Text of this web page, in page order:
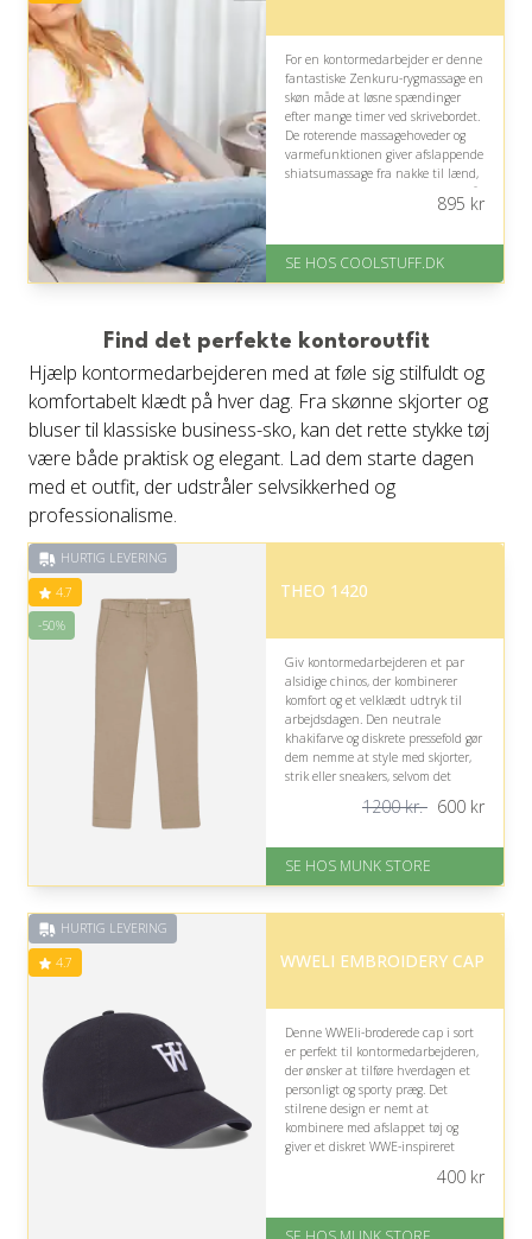
For en kontormedarbejder er denne
fantastiske Zenkuru-rygmassage en
skøn måde at løsne spændinger
efter mange timer ved skrivebordet.
De roterende massagehoveder og
varmefunktionen giver afslappende
shiatsumassage fra nakke til lænd,
mens den fleksible anvendelse også
På lager
Levering: Standard leveringstid
Fremragende Trustpilot rating
på 4.5 ud af 5
895 kr
SE HOS COOLSTUFF.DK
Find det perfekte kontoroutfit
Hjælp kontormedarbejderen med at føle sig stilfuldt og
komfortabelt klædt på hver dag. Fra skønne skjorter og
bluser til klassiske business-sko, kan det rette stykke tøj
være både praktisk og elegant. Lad dem starte dagen
med et outfit, der udstråler selvsikkerhed og
professionalisme.
HURTIG LEVERING
4.7
-50%
THEO 1420
Giv kontormedarbejderen et par
alsidige chinos, der kombinerer
komfort og et velklædt udtryk til
arbejdsdagen. Den neutrale
khakifarve og diskrete pressefold gør
dem nemme at style med skjorter,
strik eller sneakers, selvom det
personlig pasform.
På lager
Levering: 1-2 dages levering
på 4.7 ud af 5
kr.)
1200 kr. 600kr
SE HOS MUNK STORE
HURTIG LEVERING
4.7 WWELI EMBROIDERY CAP
Denne WWEli-broderede cap i sort
er perfekt til kontormedarbejderen,
der ønsker at tilføre hverdagen et
personligt og sporty præg. Det
stilrene design er nemt at
kombinere med afslappet tøj og
giver et diskret WWE-inspireret
På lager
400kr